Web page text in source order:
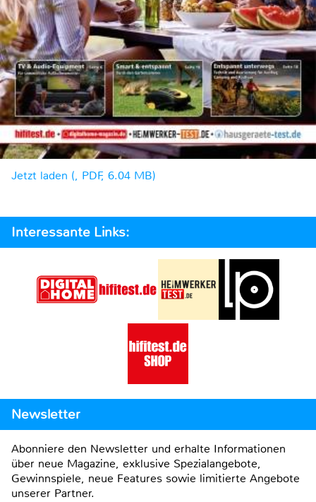
Jetzt laden (, PDF, 6.04 MB)
Interessante Links:
Newsletter
Abonniere den Newsletter und erhalte Informationen
über neue Magazine, exklusive Spezialangebote,
Gewinnspiele, neue Features sowie limitierte Angebote
unserer Partner.